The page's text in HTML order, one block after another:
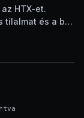
HTX-et.
tilalmat és a brit